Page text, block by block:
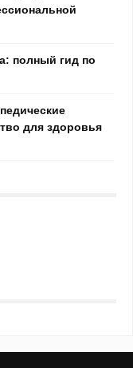
полный гид по
для здоровья